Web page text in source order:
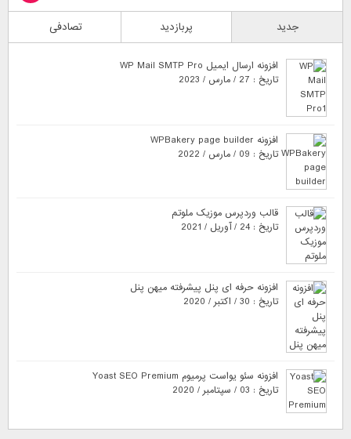
جدید پربازدید تصادفی
افزونه ارسال ایمیل WP Mail SMTP Pro
تاریخ : 27 / مارس / 2023
افزونه WPBakery page builder
تاریخ : 09 / مارس / 2022
قالب وردپرس موزیک ملوتم
تاریخ : 24 / آوریل / 2021
افزونه حرفه ای پنل پیشرفته میهن پنل
تاریخ : 30 / اکتبر / 2020
افزونه سئو یواست پرمیوم Yoast SEO Premium
تاریخ : 03 / سپتامبر / 2020